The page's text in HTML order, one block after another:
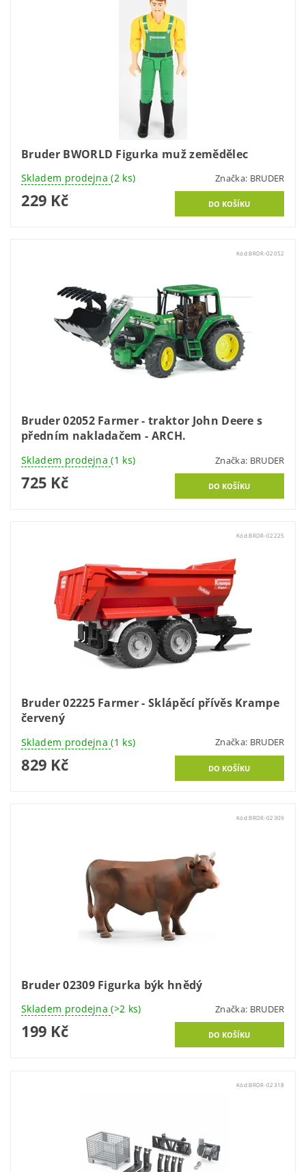
Bruder BWORLD Figurka muž zemědělec
Skladem prodejna(2 ks) Značka: BRUDER
229 Kč
Kód:BRDR-02052
Bruder 02052 Farmer - traktor John Deere s
předním nakladačem - ARCH.
Skladem prodejna(1 ks) Značka: BRUDER
725 Kč
Kód:BRDR-02225
Bruder 02225 Farmer - Sklápěcí přívěs Krampe
červený
Skladem prodejna(1 ks) Značka: BRUDER
829 Kč
Kód:BRDR-02309
Bruder 02309 Figurka býk hnědý
Skladem prodejna(>2 ks) Značka: BRUDER
199 Kč
Kód:BRDR-02318